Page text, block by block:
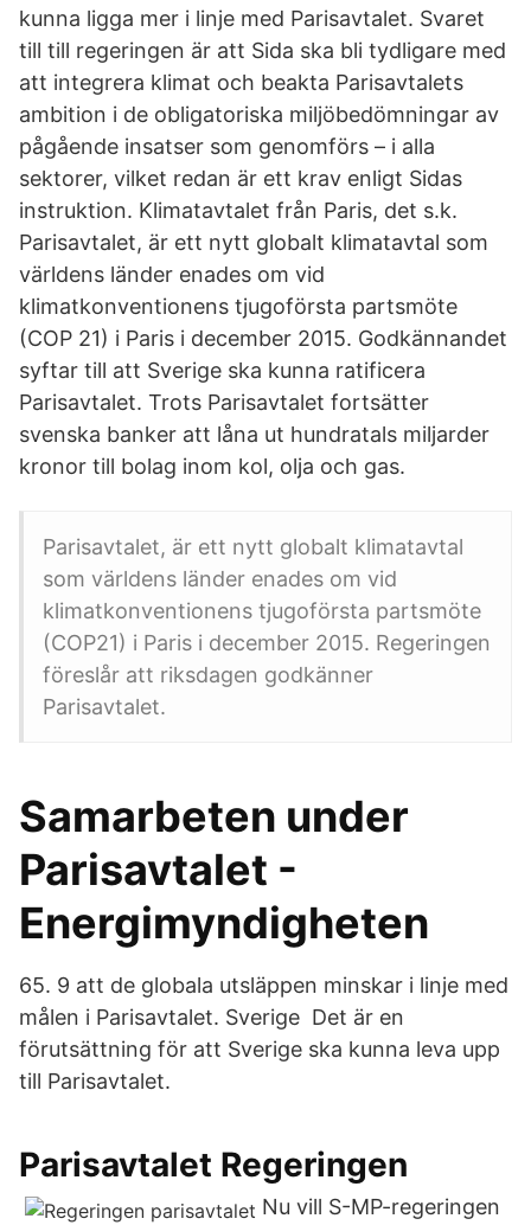
kunna ligga mer i linje med Parisavtalet. Svaret
till till regeringen är att Sida ska bli tydligare med
att integrera klimat och beakta Parisavtalets
ambition i de obligatoriska miljöbedömningar av
pågående insatser som genomförs – i alla
sektorer, vilket redan är ett krav enligt Sidas
instruktion. Klimatavtalet från Paris, det s.k.
Parisavtalet, är ett nytt globalt klimatavtal som
världens länder enades om vid
klimatkonventionens tjugoförsta partsmöte
(COP 21) i Paris i december 2015. Godkännandet
syftar till att Sverige ska kunna ratificera
Parisavtalet. Trots Parisavtalet fortsätter
svenska banker att låna ut hundratals miljarder
kronor till bolag inom kol, olja och gas.
Parisavtalet, är ett nytt globalt klimatavtal
som världens länder enades om vid
klimatkonventionens tjugoförsta partsmöte
(COP21) i Paris i december 2015. Regeringen
föreslår att riksdagen godkänner
Parisavtalet.
Samarbeten under
Parisavtalet -
Energimyndigheten
65. 9 att de globala utsläppen minskar i linje med
målen i Parisavtalet. Sverige Det är en
förutsättning för att Sverige ska kunna leva upp
till Parisavtalet.
Parisavtalet Regeringen
Nu vill S-MP-regeringen